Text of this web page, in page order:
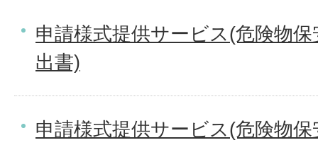
申請様式提供サービス(危険物
出書)
申請様式提供サービス(危険物